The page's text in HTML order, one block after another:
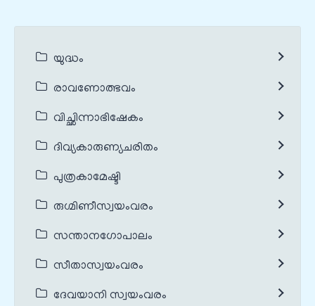
യുദ്ധം
രാവണോത്ഭവം
വിച്ഛിന്നാഭിഷേകം
ദിവ്യകാരുണ്യചരിതം
പുത്രകാമേഷ്ടി
രുഗ്മിണീസ്വയംവരം
സന്താനഗോപാലം
സീതാസ്വയംവരം
ദേവയാനി സ്വയംവരം